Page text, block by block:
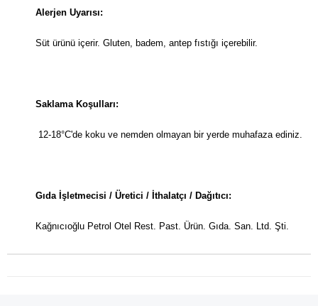
Alerjen Uyarısı:
Süt ürünü içerir. Gluten, badem, antep fıstığı içerebilir.
Saklama Koşulları:
12-18°C'de koku ve nemden olmayan bir yerde muhafaza ediniz.
Gıda İşletmecisi / Üretici / İthalatçı / Dağıtıcı:
Kağnıcıoğlu Petrol Otel Rest. Past. Ürün. Gıda. San. Ltd. Şti.